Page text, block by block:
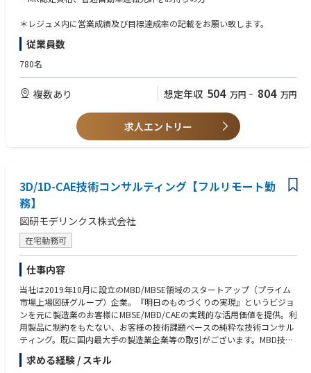
・成果報酬型（KPI設定による価格変動型）
力化、女性／シニア人材によるパートタイム型）
＊レジュメ内に営業成績及び目標達成率の記載をお願い致します。
従業員数
780名
複数あり 想定年収 504 万円 ~ 804 万円
求人エントリー
3D/1D-CAE技術コンサルティング【フルリモート勤
務】
図研モデリンクス株式会社
在宅勤務可
仕事内容
当社は2019年10月に設立のMBD/MBSE領域のスタートアップ（プライム
市場上場図研グループ）企業。『明日のものづくりの実現』というビジョ
ンを元に製造業のお客様にMBSE/MBD/CAEの実践的な活用価値を提供。利
用製品に制約をもたない、お客様の技術課題ベースの純粋な技術コンサル
ティング。既に国内最大手の製造業企業等の取引がございます。MBD技術
を武器にMBSE領域の技術コンサルをさらに強化しビジネスの拡大をする
ための募集になります。
求める経験 / スキル